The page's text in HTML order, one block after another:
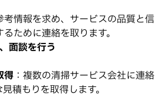
考情報を求め、サービスの品質と信
ために連絡を取ります。
面談を行う
得 ：複数の清掃サービス会社に連絡
積もりを取得します。